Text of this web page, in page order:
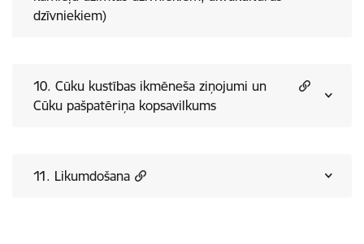
dzīvniekiem)
10. Cūku kustības ikmēneša ziņojumi un
Cūku pašpatēriņa kopsavilkums
11. Likumdošana